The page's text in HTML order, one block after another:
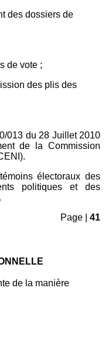
des dossiers de
de vote ;
des plis des
013 du 28 Juillet 2010
de la Commission
électoraux des
politiques et des
Page | 41
de la manière